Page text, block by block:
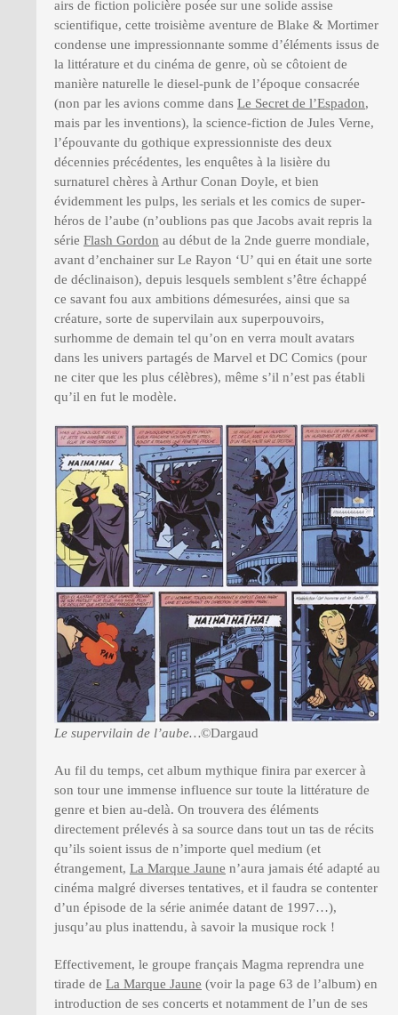
airs de fiction policière posée sur une solide assise
scientifique, cette troisième aventure de Blake & Mortimer
condense une impressionnante somme d’éléments issus de
la littérature et du cinéma de genre, où se côtoient de
manière naturelle le diesel-punk de l’époque consacrée
(non par les avions comme dans Le Secret de l’Espadon,
mais par les inventions), la science-fiction de Jules Verne,
l’épouvante du gothique expressionniste des deux
décennies précédentes, les enquêtes à la lisière du
surnaturel chères à Arthur Conan Doyle, et bien
évidemment les pulps, les serials et les comics de super-
héros de l’aube (n’oublions pas que Jacobs avait repris la
série Flash Gordon au début de la 2nde guerre mondiale,
avant d’enchainer sur Le Rayon ‘U’ qui en était une sorte
de déclinaison), depuis lesquels semblent s’être échappé
ce savant fou aux ambitions démesurées, ainsi que sa
créature, sorte de supervilain aux superpouvoirs,
surhomme de demain tel qu’on en verra moult avatars
dans les univers partagés de Marvel et DC Comics (pour
ne citer que les plus célèbres), même s’il n’est pas établi
qu’il en fut le modèle.
Le supervilain de l’aube…©Dargaud
Au fil du temps, cet album mythique finira par exercer à
son tour une immense influence sur toute la littérature de
genre et bien au-delà. On trouvera des éléments
directement prélevés à sa source dans tout un tas de récits
qu’ils soient issus de n’importe quel medium (et
étrangement, La Marque Jaune n’aura jamais été adapté au
cinéma malgré diverses tentatives, et il faudra se contenter
d’un épisode de la série animée datant de 1997…),
jusqu’au plus inattendu, à savoir la musique rock !
Effectivement, le groupe français Magma reprendra une
tirade de La Marque Jaune (voir la page 63 de l’album) en
introduction de ses concerts et notamment de l’un de ses